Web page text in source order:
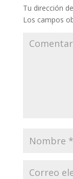
Tu dirección
Los campos